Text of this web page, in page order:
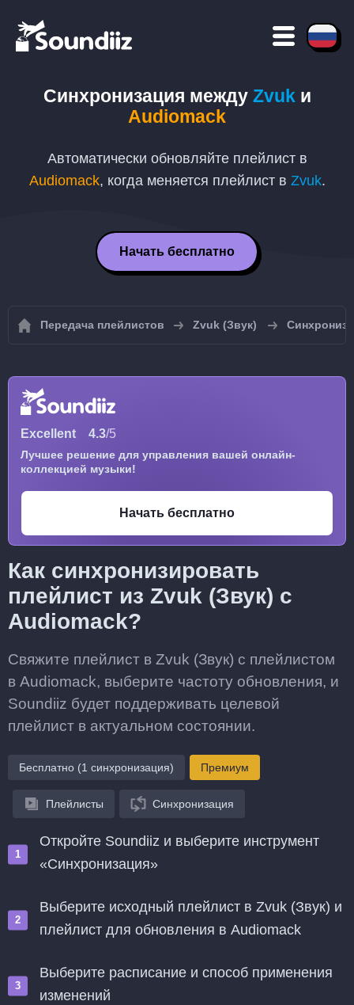
Синхронизация между Zvukи
Audiomack
Автоматически обновляйте плейлист в
Audiomack, когда меняется плейлист в Zvuk.
Начать бесплатно
Передача плейлистов Zvuk (Звук)
Excellent 4.3/5
Лучшее решение для управления вашей онлайн-
коллекцией музыки!
Начать бесплатно
Как синхронизировать
плейлист из Zvuk (Звук) с
Audiomack?
Свяжите плейлист в Zvuk (Звук) с плейлистом
в Audiomack, выберите частоту обновления, и
Soundiiz будет поддерживать целевой
плейлист в актуальном состоянии.
Бесплатно (1 синхронизация) Премиум
Плейлисты Синхронизация
Откройте Soundiiz и выберите инструмент
«Синхронизация»
Выберите исходный плейлист в Zvuk (Звук) и
плейлист для обновления в Audiomack
Выберите расписание и способ применения
изменений